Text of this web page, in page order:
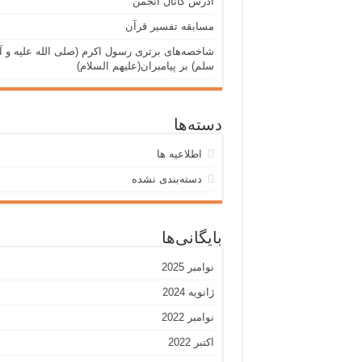
مسابقه تفسیر قرآن
شاخصه‌های برتری رسول اکرم (صلی الله علیه و
سلم) بر پیامبران(علیهم السلام)
دسته‌ها
اطلاعیه ها
دسته‌بندی نشده
بایگانی‌ها
نوامبر 2025
ژانویه 2024
نوامبر 2022
اکتبر 2022